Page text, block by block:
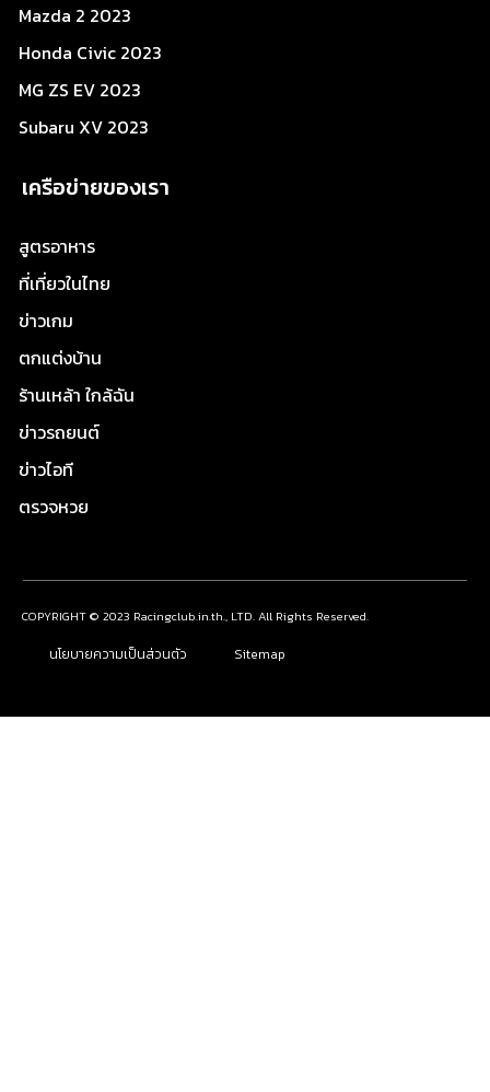
Mazda 2 2023
Honda Civic 2023
MG ZS EV 2023
Subaru XV 2023
เครือข่ายของเรา
สูตรอาหาร
ที่เที่ยวในไทย
ข่าวเกม
ตกแต่งบ้าน
ร้านเหล้า ใกล้ฉัน
ข่าวรถยนต์
ข่าวไอที
ตรวจหวย
COPYRIGHT © 2023 Racingclub.in.th., LTD. All Rights Reserved.
นโยบายความเป็นส่วนตัว Sitemap